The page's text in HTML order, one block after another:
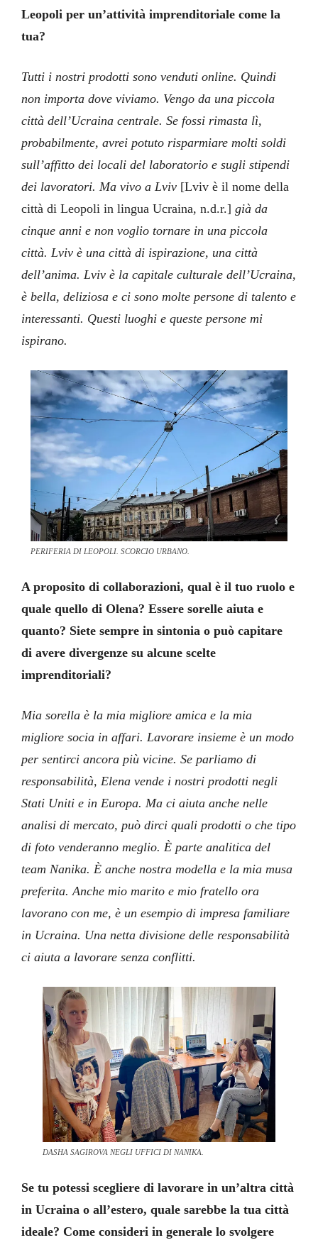
Leopoli per un’attività imprenditoriale come la
tua?
Tutti i nostri prodotti sono venduti online. Quindi
non importa dove viviamo. Vengo da una piccola
città dell’Ucraina centrale. Se fossi rimasta lì,
probabilmente, avrei potuto risparmiare molti soldi
sull’affitto dei locali del laboratorio e sugli stipendi
dei lavoratori. Ma vivo a Lviv [Lviv è il nome della
città di Leopoli in lingua Ucraina, n.d.r.]già da
cinque anni e non voglio tornare in una piccola
città. Lviv è una città di ispirazione, una città
dell’anima. Lviv è la capitale culturale dell’Ucraina,
è bella, deliziosa e ci sono molte persone di talento e
interessanti. Questi luoghi e queste persone mi
ispirano.
PERIFERIA DI LEOPOLI. SCORCIO URBANO.
A proposito di collaborazioni, qual è il tuo ruolo e
quale quello di Olena? Essere sorelle aiuta e
quanto? Siete sempre in sintonia o può capitare
di avere divergenze su alcune scelte
imprenditoriali?
Mia sorella è la mia migliore amica e la mia
migliore socia in affari. Lavorare insieme è un modo
per sentirci ancora più vicine. Se parliamo di
responsabilità, Elena vende i nostri prodotti negli
Stati Uniti e in Europa. Ma ci aiuta anche nelle
analisi di mercato, può dirci quali prodotti o che tipo
di foto venderanno meglio. È parte analitica del
team Nanika. È anche nostra modella e la mia musa
preferita. Anche mio marito e mio fratello ora
lavorano con me, è un esempio di impresa familiare
in Ucraina. Una netta divisione delle responsabilità
ci aiuta a lavorare senza conflitti.
DASHA SAGIROVA NEGLI UFFICI DI NANIKA.
Se tu potessi scegliere di lavorare in un’altra città
in Ucraina o all’estero, quale sarebbe la tua città
ideale? Come consideri in generale lo svolgere